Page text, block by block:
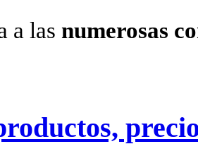
a las numerosas